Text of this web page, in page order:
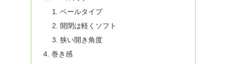
ベールタイプ
開閉は軽くソフト
狭い開き角度
巻き感